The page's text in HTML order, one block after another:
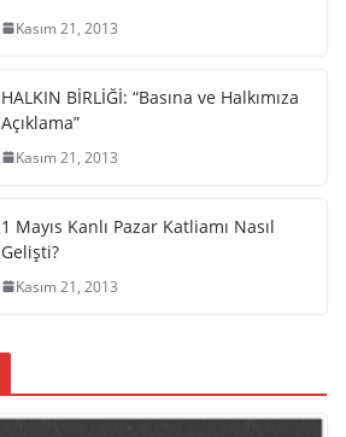
Kasım 21, 2013
HALKIN BİRLİĞİ: “Basına ve Halkımıza
Açıklama”
Kasım 21, 2013
1 Mayıs Kanlı Pazar Katliamı Nasıl
Gelişti?
Kasım 21, 2013